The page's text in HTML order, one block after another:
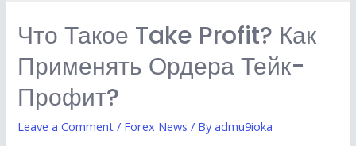
Что Такое Take Profit? Как
Применять Ордера Тейк-
Профит?
Leave a Comment / Forex News / Byadmu9ioka